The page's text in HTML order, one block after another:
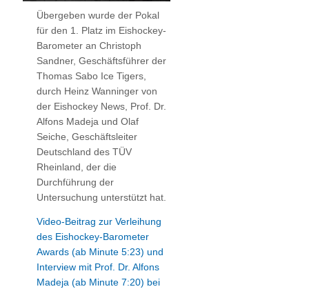
Übergeben wurde der Pokal
für den 1. Platz im Eishockey-
Barometer an Christoph
Sandner, Geschäftsführer der
Thomas Sabo Ice Tigers,
durch Heinz Wanninger von
der Eishockey News, Prof. Dr.
Alfons Madeja und Olaf
Seiche, Geschäftsleiter
Deutschland des TÜV
Rheinland, der die
Durchführung der
Untersuchung unterstützt hat.
Video-Beitrag zur Verleihung
des Eishockey-Barometer
Awards (ab Minute 5:23) und
Interview mit Prof. Dr. Alfons
Madeja (ab Minute 7:20) bei